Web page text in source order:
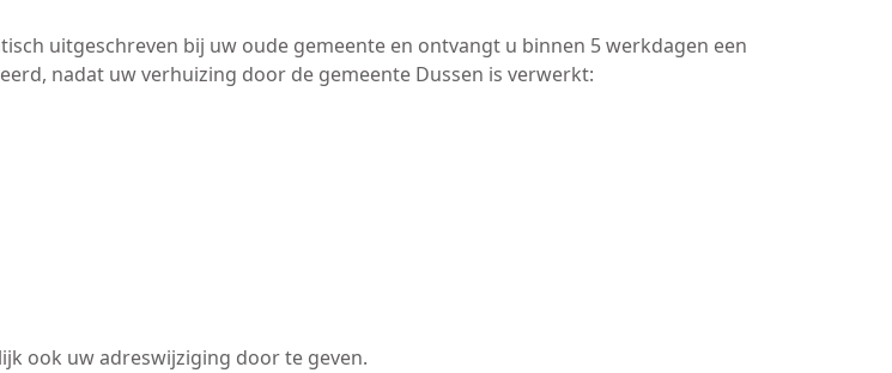
uitgeschreven bij uw oude gemeente en ontvangt u binnen 5 werkdagen een
nadat uw verhuizing door de gemeente Dussen is verwerkt:
ook uw adreswijziging door te geven.